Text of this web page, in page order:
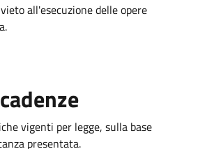
all'esecuzione delle opere
vigenti per legge, sulla base
presentata.